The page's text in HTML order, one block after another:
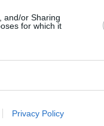
and/or Sharing
for which it
Privacy Policy
Εικόνας: